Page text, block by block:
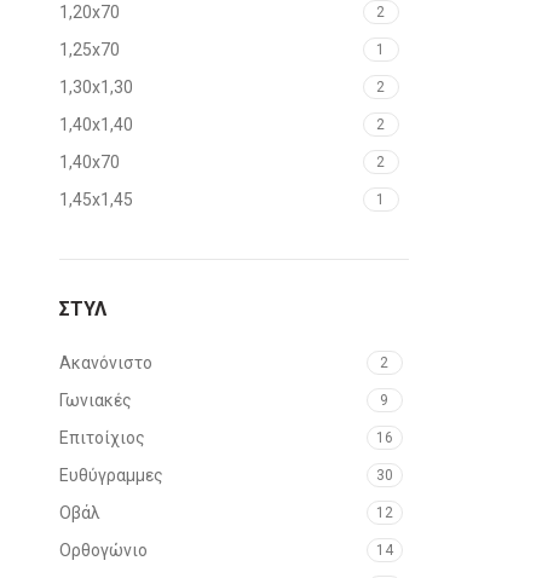
1,20x70 2
1,25x70 1
1,30x1,30 2
1,40x1,40 2
1,40x70 2
1,45x1,45 1
1,52x82
2
1
1
3
4
3
1
ΣΤΥΛ
Ακανόνιστο 2
Γωνιακές 9
Επιτοίχιος 16
Ευθύγραμμες 30
Οβάλ 12
Ορθογώνιο 14